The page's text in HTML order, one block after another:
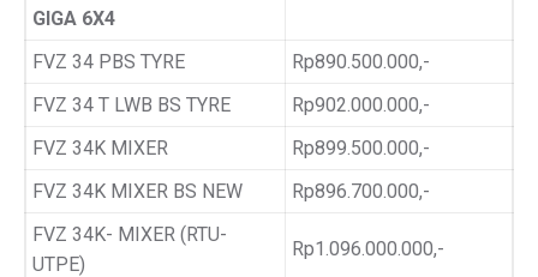
GIGA 6X4
FVZ 34 PBS TYRE
Rp890.500.000,-
FVZ 34 T LWB BS TYRE
Rp902.000.000,-
FVZ 34K MIXER
Rp899.500.000,-
FVZ 34K MIXER BS NEW
Rp896.700.000,-
FVZ 34K- MIXER (RTU-
UTPE)
Rp1.096.000.000,-